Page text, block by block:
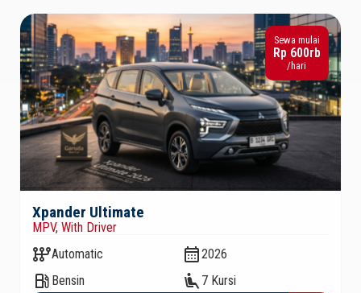
Xpander Ultimate
MPV, With Driver
auto_transmissionAutomatic calendar_month2026
local_gas_station Bensin airline_seat_recline_extra 7 Kursi
Sewa mulai
Rp 600rb
/hari